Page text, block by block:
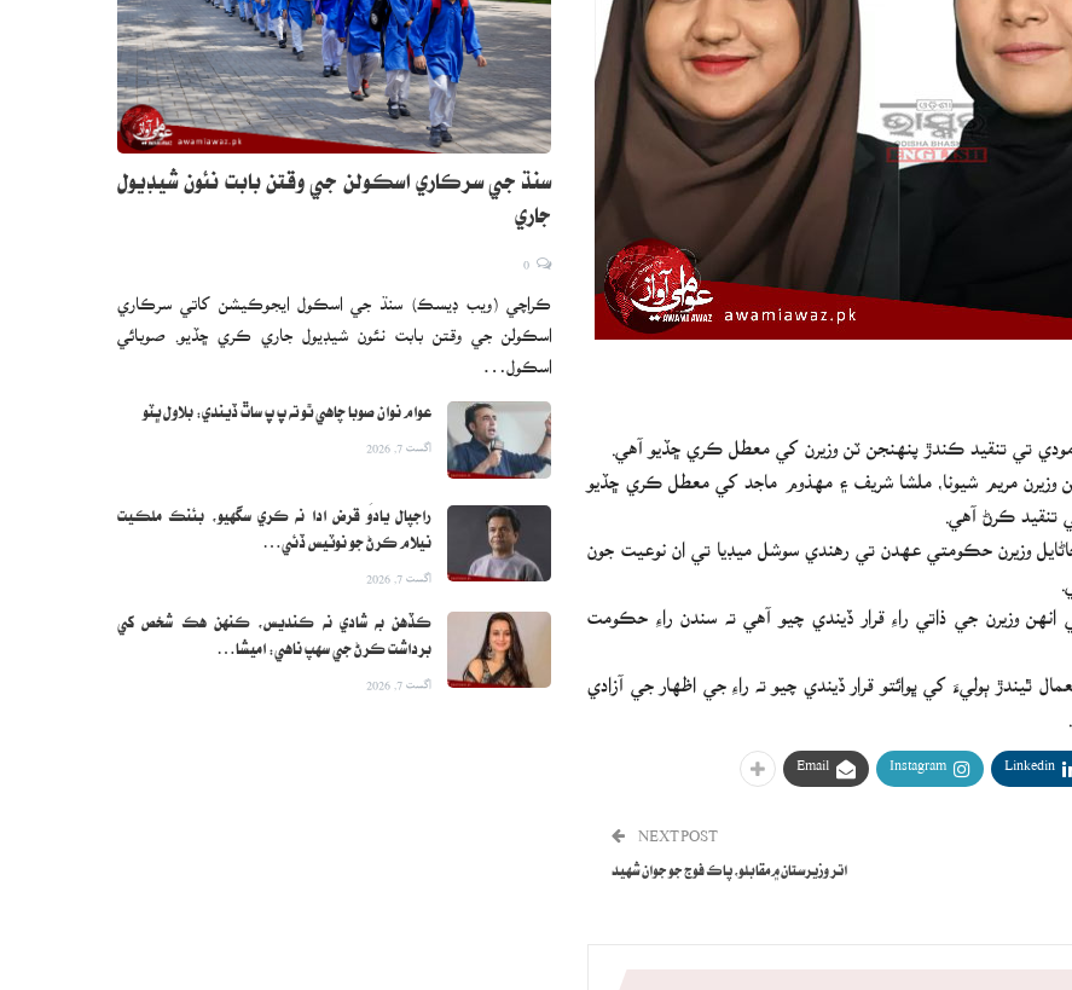
تي تنقيد ڪندڙ پنهنجن ٽن وزيرن کي معطل ڪري ڇڏيو آهي.
مريم شيونا، ملشا شريف ۽ مهذوم ماجد کي معطل ڪري ڇڏيو
تنقيد ڪرڻ آهي.
وزيرن حڪومتي عهدن تي رهندي سوشل ميڊيا تي ان نوعيت جون
وزيرن جي ذاتي راءِ قرار ڏيندي چيو آهي ته سندن راءِ حڪومت
ٻوليءَ کي ڀوائتو قرار ڏيندي چيو ته راءِ جي اظهار جي آزادي
Linkedin
Instagram
Email
NEXT POST
اتر وزيرستان ۾ مقابلو، پاڪ فوج جو جوان شهيد
سنڌ جي سرڪاري اسڪولن جي وقتن بابت نئون شيڊيول
جاري
ڪراچي (ويب ڊيسڪ) سنڌ جي اسڪول ايجوڪيشن کاتي سرڪاري
اسڪولن جي وقتن بابت نئون شيڊيول جاري ڪري ڇڏيو. صوبائي
اسڪول…
عوام نوان صوبا چاهي ٿو ته پ پ ساٿ ڏيندي: بلاول ڀٽو
اگست 7, 2026
راجپال يادَو قرض ادا نه ڪري سگهيو، بئنڪ ملڪيت
نيلام ڪرڻ جو نوٽيس ڏئي…
اگست 7, 2026
ڪڏهن به شادي نه ڪنديس، ڪنهن هڪ شخص کي
برداشت ڪرڻ جي سهپ ناهي: اميشا…
اگست 7, 2026